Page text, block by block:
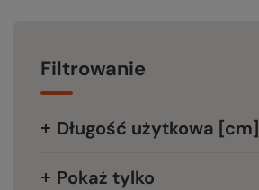
Filtrowanie
Długość użytkowa [cm]
Pokaż tylko